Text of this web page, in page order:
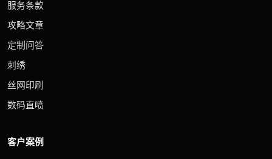
服务条款
攻略文章
定制问答
刺绣
丝网印刷
数码直喷
客户案例